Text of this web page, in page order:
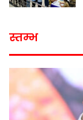
स्तम्भ